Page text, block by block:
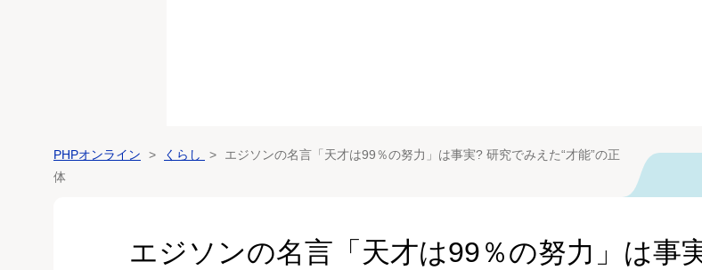
PHPオンライン くらし
エジソンの名言「天才は99％の努力」は事実? 研究でみえた“才能”の正
体
エジソンの名言「天才は99％の努力」は事